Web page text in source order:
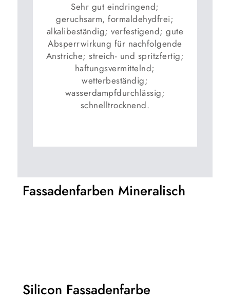
Sehr gut eindringend;
geruchsarm, formaldehydfrei;
alkalibeständig; verfestigend; gute
Absperrwirkung für nachfolgende
Anstriche; streich- und spritzfertig;
haftungsvermittelnd;
wetterbeständig;
wasserdampfdurchlässig;
schnelltrocknend.
Fassadenfarben Mineralisch
Silicon Fassadenfarbe